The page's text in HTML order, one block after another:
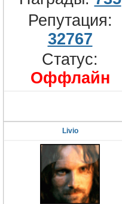
Репутация:
32767
Статус:
Оффлайн
Livio